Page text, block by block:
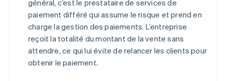
général, c’est le prestataire de services de
paiement différé qui assume le risque et prend en
charge la gestion des paiements. L’entreprise
reçoit la totalité du montant de la vente sans
attendre, ce qui lui évite de relancer les clients pour
obtenir le paiement.